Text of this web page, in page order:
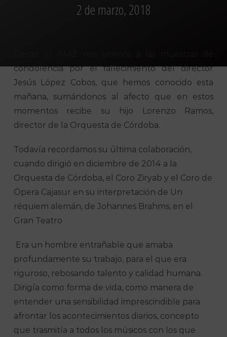
2 de marzo, 2018
condolencia por el fallecimiento del director
Jesús López Cobos, que hemos conocido esta
mañana, sumándonos al afecto que en estos
momentos recibe su hijo Lorenzo Ramos,
director de la Orquesta de Córdoba.
Todavía recordamos su última colaboración,
cuando dirigió en diciembre de 2014 a la
Orquesta de Córdoba, el Coro Ziryab y el Coro de
Ópera Cajasur en su interpretación de Un
réquiem alemán, de Johannes Brahms, en el
Gran Teatro
Era un hombre entrañable que amaba
profundamente su trabajo, para el que era
riguroso, rebosando talento y calidad humana.
Dirigía como forma de vida, como manera de
entender una sensibilidad imprescindible para
afrontar los acontecimientos diarios, concepto
que trasmitía a todos los músicos con los que